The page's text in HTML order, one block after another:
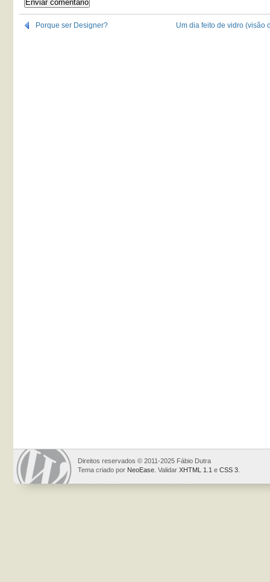
Porque ser Designer? Um dia feito de vidro (visão
Direitos reservados © 2011-2025 Fábio Dutra
Tema criado por NeoEase . Validar XHTML 1.1 e CSS 3